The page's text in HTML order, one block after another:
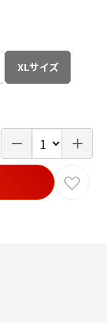
XLサイズ